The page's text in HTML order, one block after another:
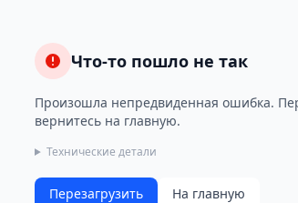
Что-то пошло не так
Произошла непредвиденная ошибка.
вернитесь на главную.
Технические детали
Перезагрузить На главную